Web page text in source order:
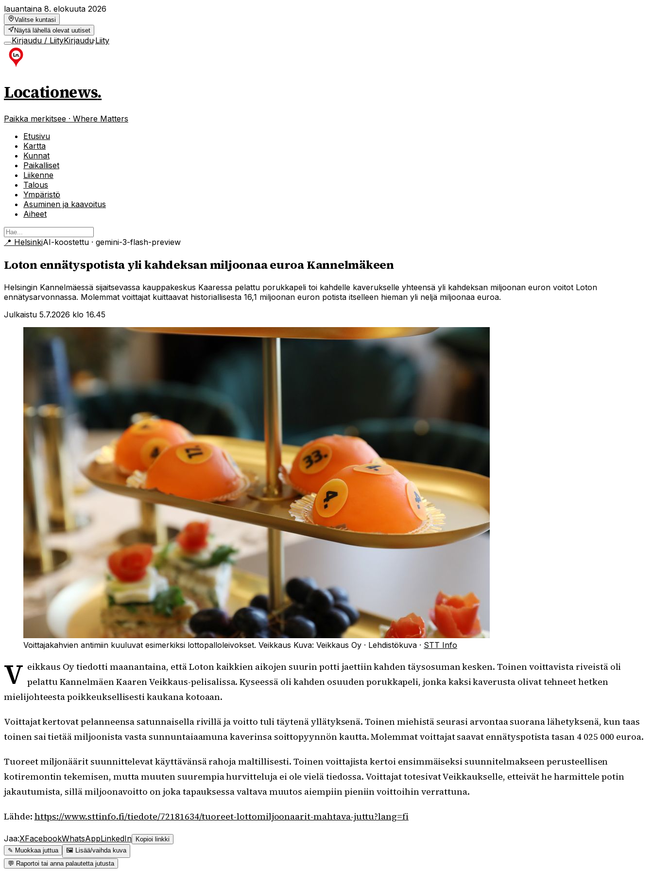
lauantaina 8. elokuuta 2026
Valitse kuntasi
Näytä lähellä olevat uutiset
Kirjaudu / LiityKirjaudu·Liity
Locationews.
Paikka merkitsee · Where Matters
Etusivu
Kartta
Kunnat
Paikalliset
Liikenne
Talous
Ympäristö
Asuminen ja kaavoitus
Aiheet
📍 HelsinkiAI-koostettu · gemini-3-flash-preview
Loton ennätyspotista yli kahdeksan miljoonaa euroa Kannelmäkeen
Helsingin Kannelmäessä sijaitsevassa kauppakeskus Kaaressa pelattu porukkapeli toi kahdelle kaverukselle yhteensä yli kahdeksan miljoonan euron voitot Loton
ennätysarvonnassa. Molemmat voittajat kuittaavat historiallisesta 16,1 miljoonan euron potista itselleen hieman yli neljä miljoonaa euroa.
Julkaistu 5.7.2026 klo 16.45
Voittajakahvien antimiin kuuluvat esimerkiksi lottopalloleivokset. Veikkaus Kuva: Veikkaus Oy · Lehdistökuva · STT Info
V eikkaus Oy tiedotti maanantaina, että Loton kaikkien aikojen suurin potti jaettiin kahden täysosuman kesken. Toinen voittavista riveistä oli
pelattu Kannelmäen Kaaren Veikkaus-pelisalissa. Kyseessä oli kahden osuuden porukkapeli, jonka kaksi kaverusta olivat tehneet hetken
mielijohteesta poikkeuksellisesti kaukana kotoaan.
Voittajat kertovat pelanneensa satunnaisella rivillä ja voitto tuli täytenä yllätyksenä. Toinen miehistä seurasi arvontaa suorana lähetyksenä, kun taas
toinen sai tietää miljoonista vasta sunnuntaiaamuna kaverinsa soittopyynnön kautta. Molemmat voittajat saavat ennätyspotista tasan 4 025 000 euroa.
Tuoreet miljonäärit suunnittelevat käyttävänsä rahoja maltillisesti. Toinen voittajista kertoi ensimmäiseksi suunnitelmakseen perusteellisen
kotiremontin tekemisen, mutta muuten suurempia hurvitteluja ei ole vielä tiedossa. Voittajat totesivat Veikkaukselle, etteivät he harmittele potin
jakautumista, sillä miljoonavoitto on joka tapauksessa valtava muutos aiempiin pieniin voittoihin verrattuna.
Lähde: https://www.sttinfo.fi/tiedote/72181634/tuoreet-lottomiljoonaarit-mahtava-juttu?lang=fi
Jaa:XFacebookWhatsAppLinkedIn Kopioi linkki
✎ Muokkaa juttua
🖼 Lisää/vaihda kuva
💬 Raportoi tai anna palautetta jutusta